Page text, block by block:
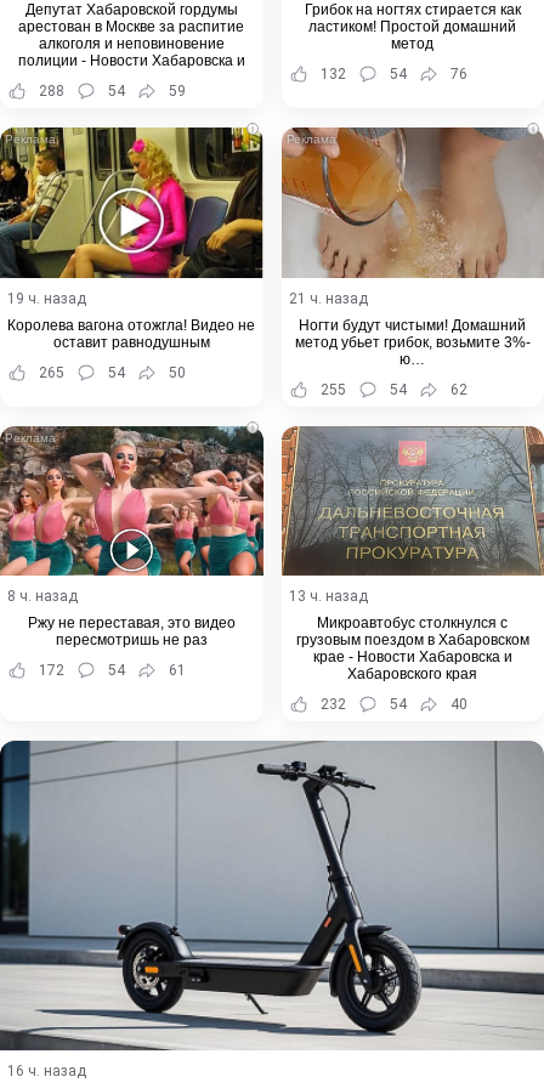
Депутат Хабаровской гордумы
арестован в Москве за распитие
алкоголя и неповиновение
полиции - Новости Хабаровска и
288 54 59
Грибок на ногтях стирается как
ластиком! Простой домашний
метод
132
54 76
i
19 ч. назад
Королева вагона отожгла! Видео не
оставит равнодушным
265
54 50
i
21 ч. назад
Ногти будут чистыми! Домашний
метод убьет грибок, возьмите 3%-
ю…
255
54 62
i
8 ч. назад
Ржу не переставая, это видео
пересмотришь не раз
172
54 61
13 ч. назад
Микроавтобус столкнулся с
грузовым поездом в Хабаровском
крае - Новости Хабаровска и
Хабаровского края
232
54 40
16 ч. назад